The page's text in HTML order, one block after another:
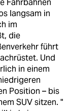
Fahrbahnen
langsam in
im
die
führt
Und
in einem
Position – bis
SUV sitzen. "